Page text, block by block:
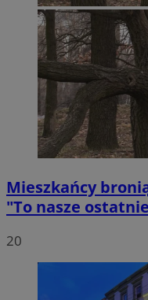
Mieszkańcy
"To nasze
20